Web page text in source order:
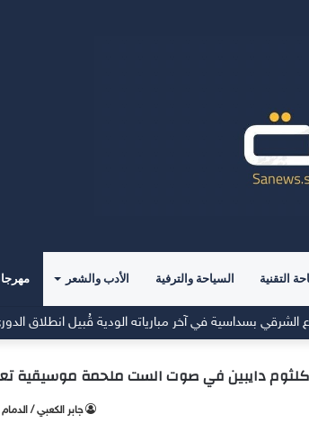
التقنية السياحة والترفية الأدب والشعر
الرياضي.. مقرًا جديدًا للفريق الأول
دايبين في صوت الست ملحمة موسيقية
جابر الكعبي / الدمام